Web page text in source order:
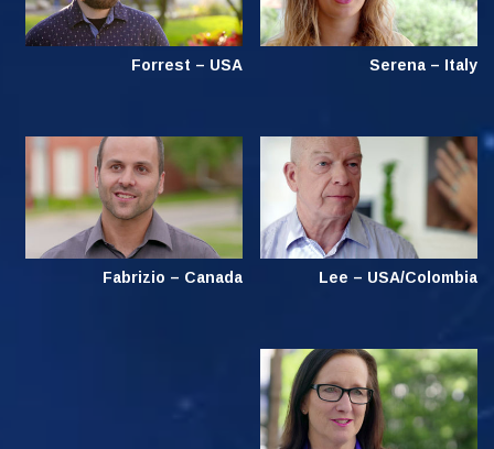
Serena – Italy
Forrest – USA
Lee – USA/Colombia
Fabrizio – Canada